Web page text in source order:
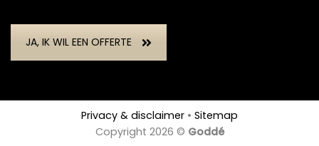
JA, IK WIL EEN OFFERTE
Privacy & disclaimer • Sitemap
Copyright 2026 © Goddé